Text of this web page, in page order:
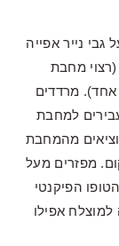
נייר אפייה
מחבת
אחד). מרדדים
למחבת
מכל צד. מוציאים מהמחבת
מפזרים מעל
הפיקנטי
אפילו